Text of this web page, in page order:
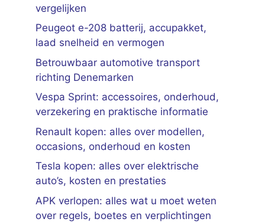
vergelijken
Peugeot e-208 batterij, accupakket,
laad snelheid en vermogen
Betrouwbaar automotive transport
richting Denemarken
Vespa Sprint: accessoires, onderhoud,
verzekering en praktische informatie
Renault kopen: alles over modellen,
occasions, onderhoud en kosten
Tesla kopen: alles over elektrische
auto’s, kosten en prestaties
APK verlopen: alles wat u moet weten
over regels, boetes en verplichtingen